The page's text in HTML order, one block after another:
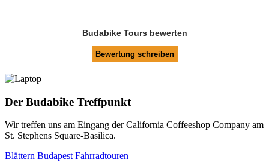
Budabike Toursbewerten
Der Budabike Treffpunkt
Wir treffen uns am Eingang der California Coffeeshop Company am
St. Stephens Square-Basilica.
Blättern Budapest Fahrradtouren